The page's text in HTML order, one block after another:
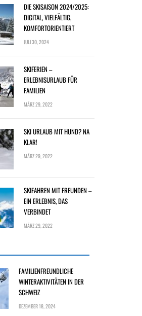
DIE SKISAISON 2024/2025:
DIGITAL, VIELFÄLTIG,
KOMFORTORIENTIERT
JULI 30, 2024
SKIFERIEN –
ERLEBNISURLAUB FÜR
FAMILIEN
MÄRZ 29, 2022
SKI URLAUB MIT HUND? NA
KLAR!
MÄRZ 29, 2022
SKIFAHREN MIT FREUNDEN –
EIN ERLEBNIS, DAS
VERBINDET
MÄRZ 29, 2022
FAMILIENFREUNDLICHE
WINTERAKTIVITÄTEN IN DER
SCHWEIZ
DEZEMBER 18, 2024